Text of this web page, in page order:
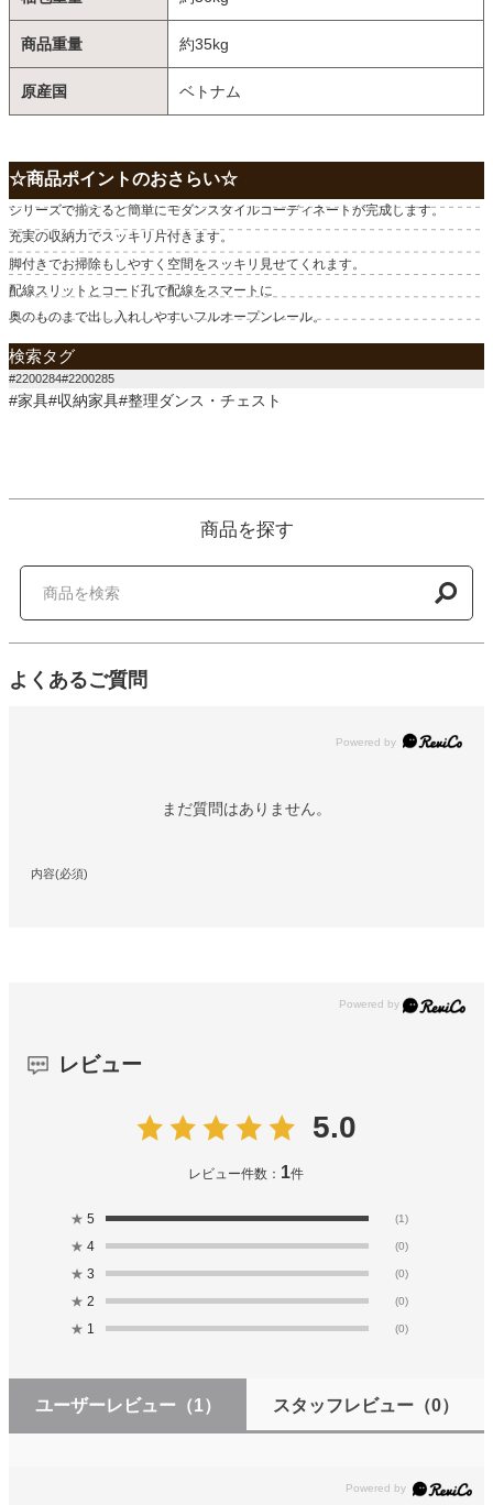
商品重量 約35kg
原産国 ベトナム
☆商品ポイントのおさらい☆
シリーズで揃えると簡単にモダンスタイルコーディネートが完成します。
充実の収納力でスッキリ片付きます。
脚付きでお掃除もしやすく空間をスッキリ見せてくれます。
配線スリットとコード孔で配線をスマートに
奥のものまで出し入れしやすいフルオープンレール。
検索タグ
#2200284#2200285
#家具#収納家具#整理ダンス・チェスト
商品を探す
よくあるご質問
Powered by
まだ質問はありません。
内容(必須)
レビュー
5.0
レビュー件数： 1件
★ 5 (1)
★ 4 (0)
★ 3 (0)
★ 2 (0)
★ 1 (0)
ユーザーレビュー （1） スタッフレビュー（0）